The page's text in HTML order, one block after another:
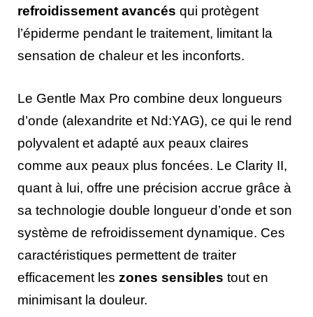
refroidissement avancés qui protègent
l’épiderme pendant le traitement, limitant la
sensation de chaleur et les inconforts.
Le Gentle Max Pro combine deux longueurs
d’onde (alexandrite et Nd:YAG), ce qui le rend
polyvalent et adapté aux peaux claires
comme aux peaux plus foncées. Le Clarity II,
quant à lui, offre une précision accrue grâce à
sa technologie double longueur d’onde et son
système de refroidissement dynamique. Ces
caractéristiques permettent de traiter
efficacement les zones sensibles tout en
minimisant la douleur.